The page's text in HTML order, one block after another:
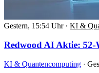
Gestern, 15:54 Uhr · KI &
Redwood AI Aktie: 52-
KI & Quantencomputing ·